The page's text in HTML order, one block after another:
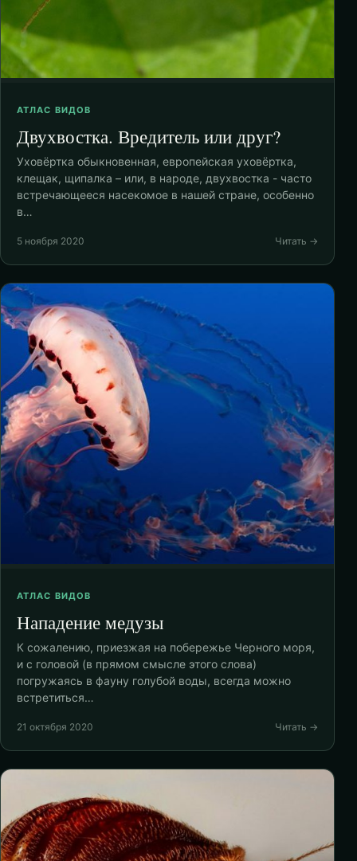
АТЛАС ВИДОВ
Двухвостка. Вредитель или друг?
Уховёртка обыкновенная, европейская уховёртка,
клещак, щипалка – или, в народе, двухвостка - часто
встречающееся насекомое в нашей стране, особенно
в…
5 ноября 2020 Читать →
АТЛАС ВИДОВ
Нападение медузы
К сожалению, приезжая на побережье Черного моря,
и с головой (в прямом смысле этого слова)
погружаясь в фауну голубой воды, всегда можно
встретиться…
21 октября 2020 Читать →